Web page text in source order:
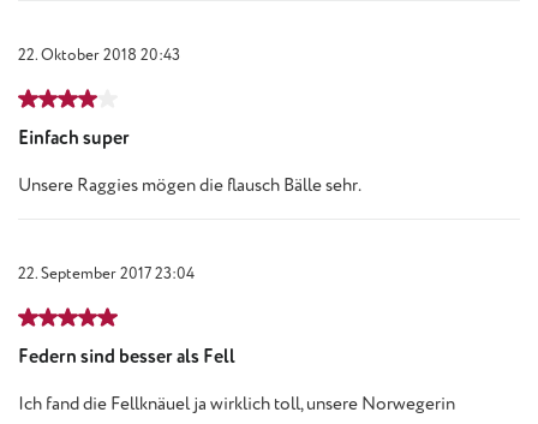
22. Oktober 2018 20:43
Bewertung mit 4 von 5 Sternen
Einfach super
Unsere Raggies mögen die flausch Bälle sehr.
22. September 2017 23:04
Bewertung mit 5 von 5 Sternen
Federn sind besser als Fell
Ich fand die Fellknäuel ja wirklich toll, unsere Norwegerin